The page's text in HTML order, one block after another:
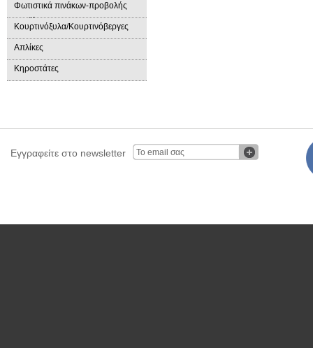
Φωτιστικά πινάκων-προβολής
προϊόντων
Κουρτινόξυλα/Κουρτινόβεργες
Απλίκες
Κηροστάτες
Εγγραφείτε στο newsletter